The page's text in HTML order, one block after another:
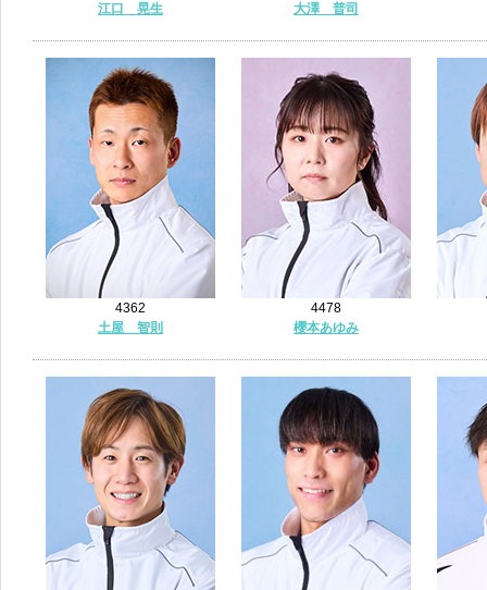
江口 晃生
大澤 普司
4362
土屋 智則
4478
櫻本あゆみ